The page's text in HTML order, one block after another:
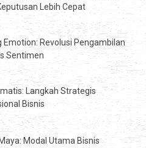
Lebih Cepat
Emotion: Revolusi Pengambilan
Sentimen
Langkah Strategis
Bisnis
Modal Utama Bisnis